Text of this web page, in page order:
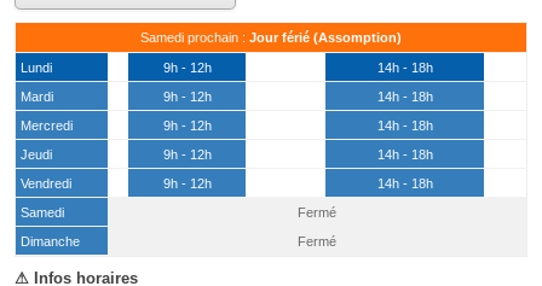
Samedi prochain : Jour férié (Assomption)
Lundi 9h - 12h
14h - 18h
Mardi
9h - 12h
14h - 18h
Mercredi
9h - 12h
14h - 18h
Jeudi
9h - 12h
14h - 18h
Vendredi
9h - 12h
14h - 18h
Samedi
(15 août)
Fermé
Dimanche
Fermé